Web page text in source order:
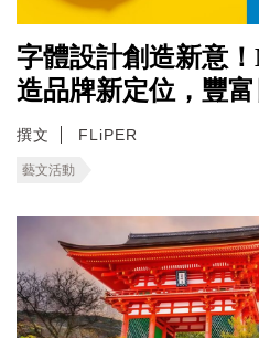
字體設計創造新意
造品牌新定位，豐
撰文 FLiPER
藝文活動